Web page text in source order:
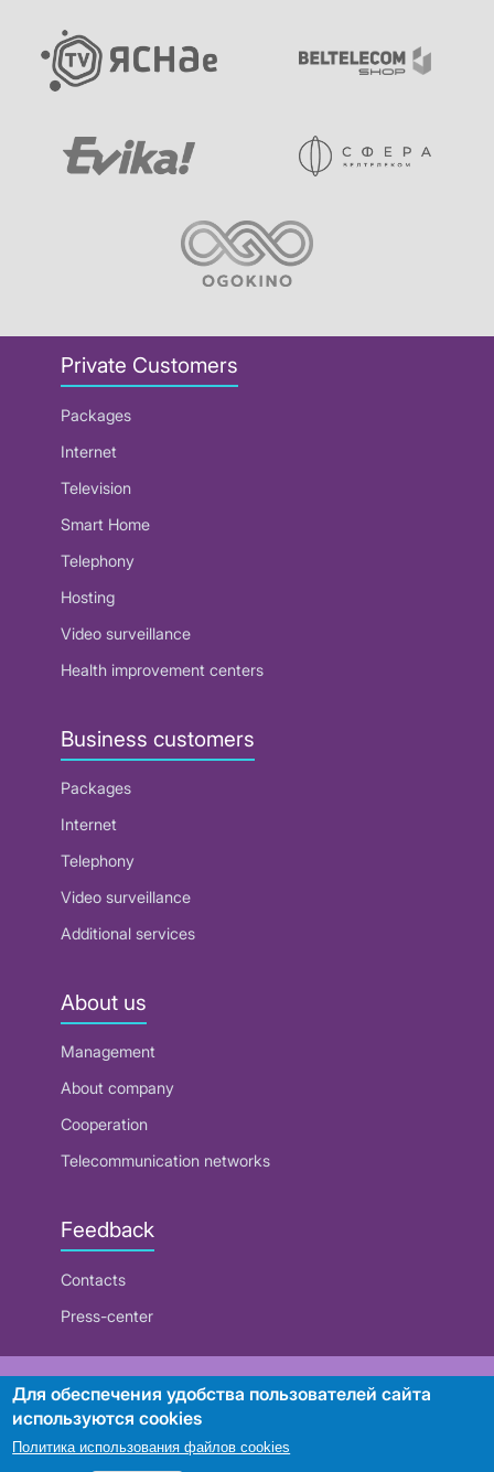
Private Customers
Packages
Internet
Television
Smart Home
Telephony
Hosting
Video surveillance
Health improvement centers
Business customers
Packages
Internet
Telephony
Video surveillance
Additional services
About us
Management
About company
Cooperation
Telecommunication networks
Feedback
Contacts
Press-center
RUE "Beltelecom"
Для обеспечения удобства пользователей сайта
используются cookies
Политика использования файлов cookies